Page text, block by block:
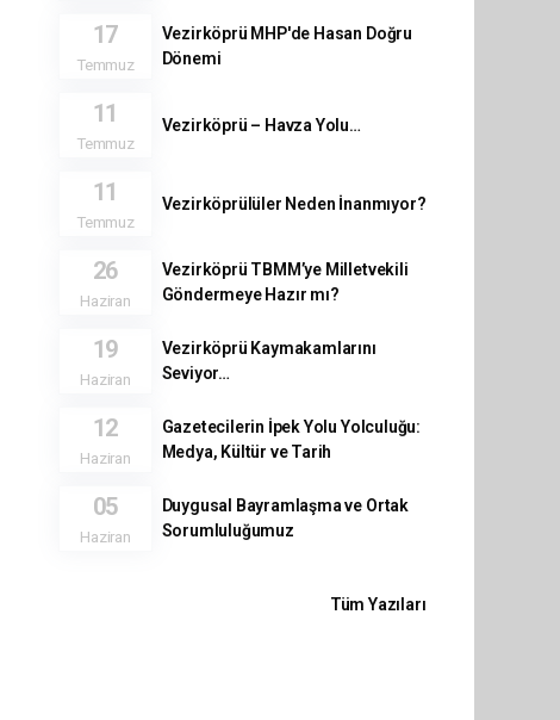
17
Temmuz
Vezirköprü MHP'de Hasan Doğru
Dönemi
11
Temmuz
Vezirköprü – Havza Yolu…
11
Temmuz
Vezirköprülüler Neden İnanmıyor?
26
Haziran
Vezirköprü TBMM’ye Milletvekili
Göndermeye Hazır mı?
19
Haziran
Vezirköprü Kaymakamlarını
Seviyor…
12
Haziran
Gazetecilerin İpek Yolu Yolculuğu:
Medya, Kültür ve Tarih
05
Haziran
Duygusal Bayramlaşma ve Ortak
Sorumluluğumuz
Tüm Yazıları